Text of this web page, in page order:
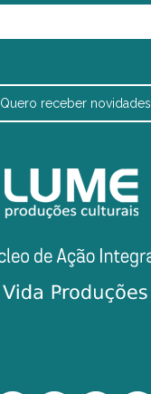
Quero receber novidades